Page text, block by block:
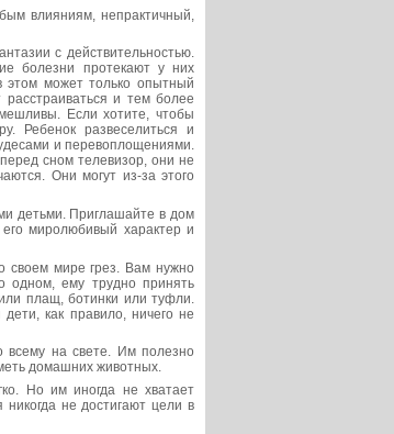
влияниям, непрактичный,
с действительностью.
болезни протекают у них
этом может только опытный
и тем более
Если хотите, чтобы
Ребенок развеселиться и
и перевоплощениями.
сном телевизор, они не
Они могут из-за этого
детьми. Приглашайте в дом
миролюбивый характер и
своем мире грез. Вам нужно
одном, ему трудно принять
плащ, ботинки или туфли.
как правило, ничего не
всему на свете. Им полезно
домашних животных.
Но им иногда не хватает
не достигают цели в